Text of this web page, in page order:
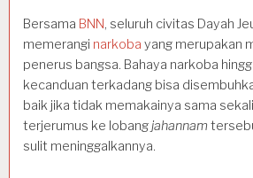
Bersama BNN, seluruh civitas Dayah
memerangi narkoba yang merupakan
penerus bangsa. Bahaya narkoba
kecanduan terkadang bisa
baik jika tidak memakainya sama
terjerumus ke lobangjahannam
sulit meninggalkannya.